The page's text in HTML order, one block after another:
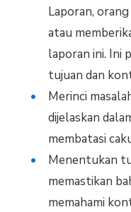
Laporan,
atau
laporan ini. Ini
tujuan dan
Merinci
dijelaskan
membatasi
Menentukan
memastikan
memahami